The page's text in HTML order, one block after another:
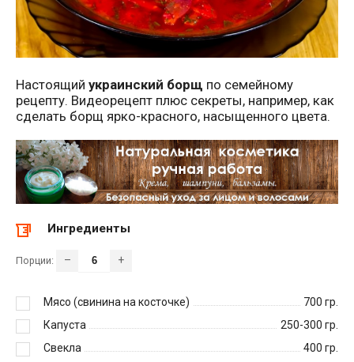
Настоящий украинский борщ по семейному
рецепту. Видеорецепт плюс секреты, например, как
сделать борщ ярко-красного, насыщенного цвета.
Ингредиенты
Порции: – +
Мясо (свинина на косточке) 700 гр.
Капуста
250-300 гр.
Свекла
400 гр.